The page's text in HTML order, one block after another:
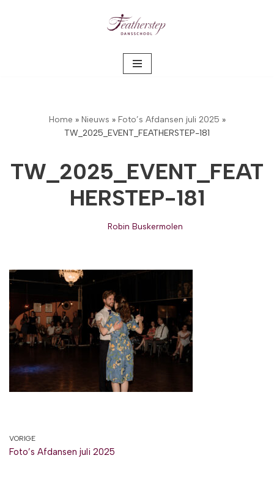
Home » Nieuws » Foto’s Afdansen juli 2025 »
TW_2025_EVENT_FEATHERSTEP-181
TW_2025_EVENT_FEAT
HERSTEP-181
Robin Buskermolen
VORIGE
Foto’s Afdansen juli 2025